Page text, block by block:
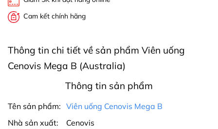
Cam kết chính hãng
Thông tin chi tiết về sản phẩm Viên uống
Cenovis Mega B (Australia)
Thông tin sản phẩm
Tên sản phẩm: Viên uống Cenovis Mega B
Nhà sản xuất:
Cenovis